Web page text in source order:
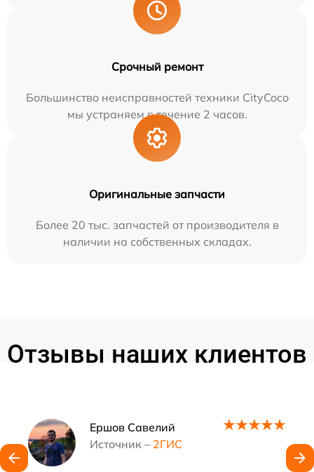
Срочный ремонт
Большинство неисправностей техники CityCoco
мы устраняем в течение 2 часов.
Оригинальные запчасти
Более 20 тыс. запчастей от производителя в
наличии на собственных складах.
Отзывы наших клиентов
Ершов Савелий
Источник – 2ГИС
Наши мастера